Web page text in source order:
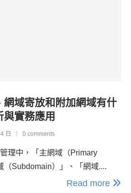
網域寄放和附加網域有什
實務應用
日 0 comments
理中，「主網域（Primary
（Subdomain）」、「網域....
Read more